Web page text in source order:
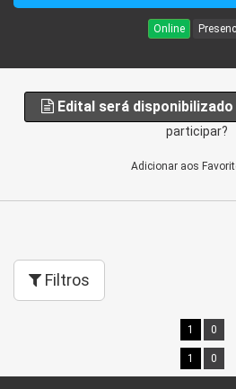
Online
Edital será disponibilizado
participar?
Adicionar aos
Filtros
1 0
1 0